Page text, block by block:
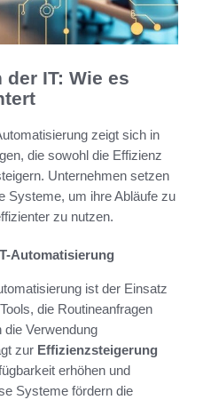
IT: Wie es
zeigt sich in
die sowohl die Effizienz
Unternehmen setzen
Systeme, um ihre Abläufe zu
zu nutzen.
Automatisierung
ist der Einsatz
die Routineanfragen
die Verwendung
zur Effizienzsteigerung
erhöhen und
Systeme fördern die